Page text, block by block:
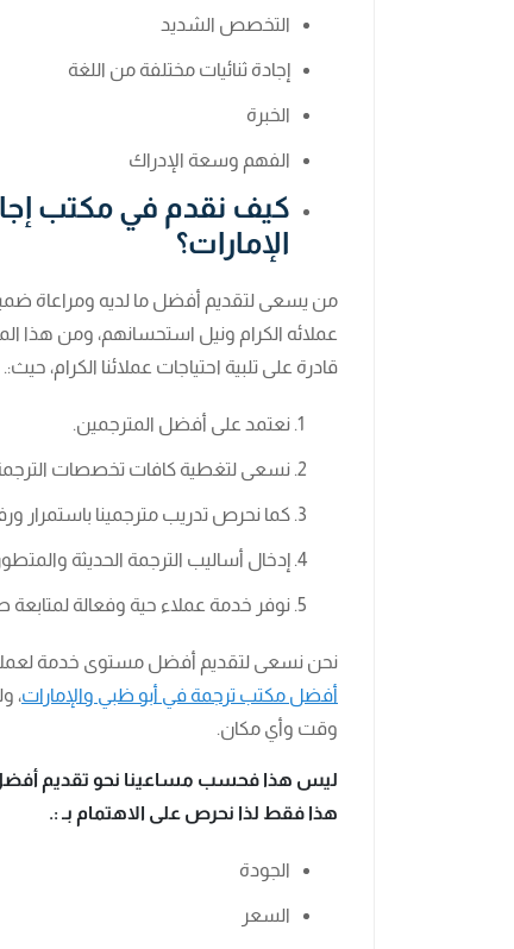
التخصص الشديد
إجادة ثنائيات مختلفة من اللغة
الخبرة
الفهم وسعة الإدراك
كيف نقدم في مكتب
الإمارات؟
من يسعى لتقديم أفضل ما لديه ومراعاة
عملائه الكرام ونيل استحسانهم، ومن هذا
قادرة على تلبية احتياجات عملائنا الكرام، حيث:.
نعتمد على أفضل المترجمين.
نسعى لتغطية كافات تخصصات
كما نحرص تدريب مترجمينا باستمرار
إدخال أساليب الترجمة الحديثة
نوفر خدمة عملاء حية وفعالة لمتابعة
نحن نسعى لتقديم أفضل مستوى خدمة
أفضل مكتب ترجمة في أبو ظبي والإمارات،
وقت وأي مكان.
ليس هذا فحسب مساعينا نحو تقديم أفضل
هذا فقط لذا نحرص على الاهتمام بـ :.
الجودة
السعر